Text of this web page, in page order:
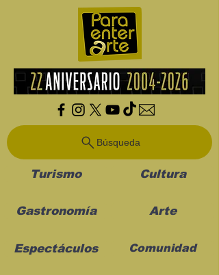
Búsqueda
Turismo Cultura
Gastronomía Arte
Espectáculos Comunidad